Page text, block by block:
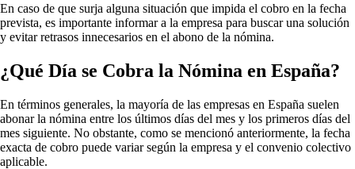
En caso de que surja alguna situación que impida el cobro en la fecha
prevista, es importante informar a la empresa para buscar una solución
y evitar retrasos innecesarios en el abono de la nómina.
¿Qué Día se Cobra la Nómina en España?
En términos generales, la mayoría de las empresas en España suelen
abonar la nómina entre los últimos días del mes y los primeros días del
mes siguiente. No obstante, como se mencionó anteriormente, la fecha
exacta de cobro puede variar según la empresa y el convenio colectivo
aplicable.